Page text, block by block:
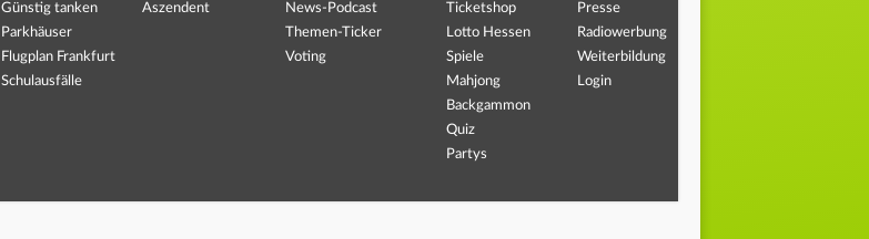
Günstig tanken
Parkhäuser
Flugplan Frankfurt
Schulausfälle
Aszendent
News-Podcast
Themen-Ticker
Voting
Ticketshop
Lotto Hessen
Spiele
Mahjong
Backgammon
Quiz
Partys
Presse
Radiowerbung
Weiterbildung
Login